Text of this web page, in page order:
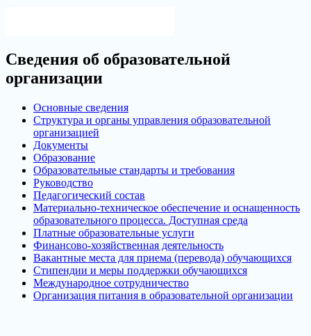
Сведения об образовательной
организации
Основные сведения
Структура и органы управления образовательной
организацией
Документы
Образование
Образовательные стандарты и требования
Руководство
Педагогический состав
Материально-техническое обеспечение и оснащенность
образовательного процесса. Доступная среда
Платные образовательные услуги
Финансово-хозяйственная деятельность
Вакантные места для приема (перевода) обучающихся
Стипендии и меры поддержки обучающихся
Международное сотрудничество
Организация питания в образовательной организации